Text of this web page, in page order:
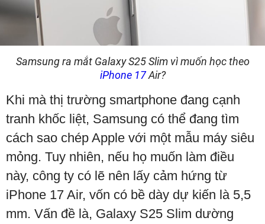
Samsung ra mắt Galaxy S25 Slim vì muốn học theo
iPhone 17Air?
Khi mà thị trường smartphone đang cạnh
tranh khốc liệt, Samsung có thể đang tìm
cách sao chép Apple với một mẫu máy siêu
mỏng. Tuy nhiên, nếu họ muốn làm điều
này, công ty có lẽ nên lấy cảm hứng từ
iPhone 17 Air, vốn có bề dày dự kiến là 5,5
mm. Vấn đề là, Galaxy S25 Slim dường